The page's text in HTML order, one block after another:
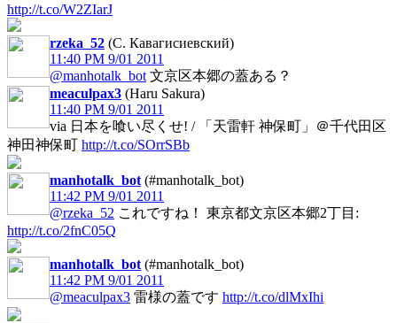
http://t.co/W2ZIarJ
rzeka_52 (С. Кавагисиевский)
11:40 PM 9/01 2011
@manhotalk_bot 文京区本郷の蓋ある？
meaculpax3 (Haru Sakura)
11:40 PM 9/01 2011
via 日本を喰い尽くせ! / 「天雷軒 神保町」＠千代田区
神田神保町 http://t.co/SOrrSBb
manhotalk_bot (#manhotalk_bot)
11:42 PM 9/01 2011
@rzeka_52 これですね！ 東京都文京区本郷2丁目:
http://t.co/2fnC05Q
manhotalk_bot (#manhotalk_bot)
11:42 PM 9/01 2011
@meaculpax3 雷様の蓋です http://t.co/dlMxIhi